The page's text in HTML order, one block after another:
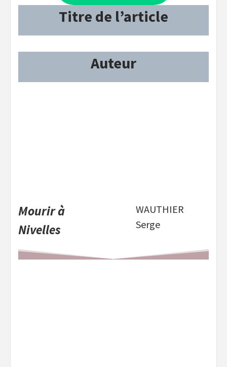
Titre de l’article
Auteur
Mourir à
Nivelles
WAUTHIER
Serge